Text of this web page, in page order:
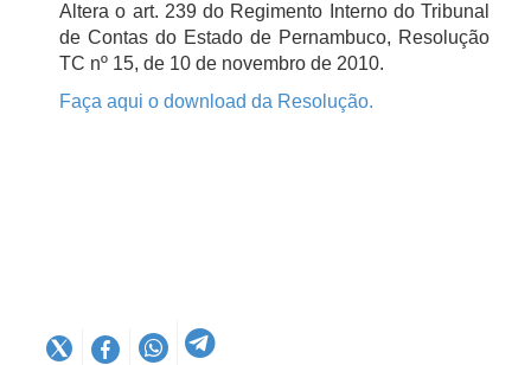
Altera o art. 239 do Regimento Interno do Tribunal
de Contas do Estado de Pernambuco, Resolução
TC nº 15, de 10 de novembro de 2010.
Faça aqui o download da Resolução.